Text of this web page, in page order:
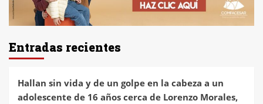
Entradas recientes
Hallan sin vida y de un golpe en la cabeza a un
adolescente de 16 años cerca de Lorenzo Morales,